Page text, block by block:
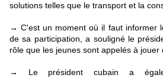
solutions telles que le transport et la
→C'est un moment où il faut informer
de sa participation, a souligné le
rôle que les jeunes sont appelés à jouer
→ Le président cubain a